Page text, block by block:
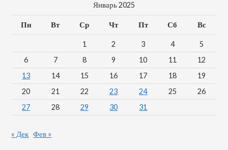
Январь 2025
Пн Вт Ср Чт Пт Сб Вс
1 2 3 4
5
6
7 8 9 10 11
12
13
14 15 16 17 18
19
20
21 22 23 24 25
26
27
28 29 30 31
« Дек Фев »